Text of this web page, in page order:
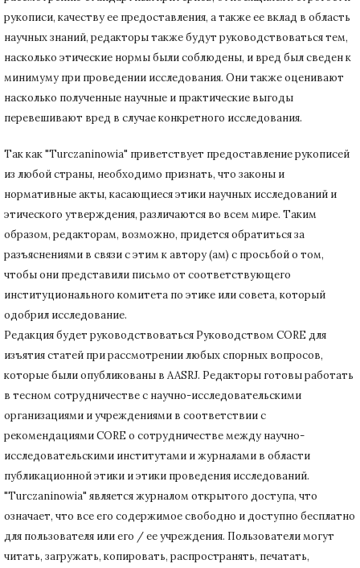
рукописи, качеству ее предоставления, а также ее вклад в область
научных знаний, редакторы также будут руководствоваться тем,
насколько этические нормы были соблюдены, и вред был сведен к
минимуму при проведении исследования. Они также оценивают
насколько полученные научные и практические выгоды
перевешивают вред в случае конкретного исследования.
Так как "Turczaninowia" приветствует предоставление рукописей
из любой страны, необходимо признать, что законы и
нормативные акты, касающиеся этики научных исследований и
этического утверждения, различаются во всем мире. Таким
образом, редакторам, возможно, придется обратиться за
разъяснениями в связи с этим к автору (ам) с просьбой о том,
чтобы они представили письмо от соответствующего
институционального комитета по этике или совета, который
одобрил исследование.
Редакция будет руководствоваться Руководством CORE для
изъятия статей при рассмотрении любых спорных вопросов,
которые были опубликованы в AASRJ. Редакторы готовыработать
в тесном сотрудничестве с научно-исследовательскими
организациями и учреждениями в соответствии с
рекомендациями CORE о сотрудничестве между научно-
исследовательскими институтами и журналами в области
публикационной этики и этики проведения исследований.
"Turczaninowia" является журналом открытого доступа, что
означает, что все его содержимое свободно и доступно бесплатно
для пользователя или его / ее учреждения. Пользователи могут
читать, загружать, копировать, распространять, печатать,